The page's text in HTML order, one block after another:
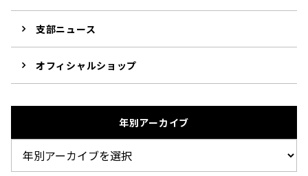
支部ニュース
オフィシャルショップ
年別アーカイブ